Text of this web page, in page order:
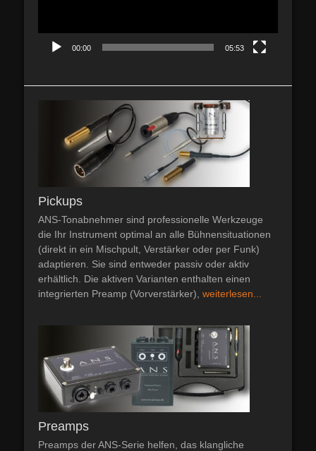
00:00 05:53
Pickups
ANS-Tonabnehmer sind professionelle Werkzeuge
die Ihr Instrument optimal an alle Bühnensituationen
(direkt in ein Mischpult, Verstärker oder per Funk)
adaptieren. Sie sind entweder passiv oder aktiv
erhältlich. Die aktiven Varianten enthalten einen
integrierten Preamp (Vorverstärker), weiterlesen...
Preamps
Preamps der ANS-Serie helfen, das klangliche